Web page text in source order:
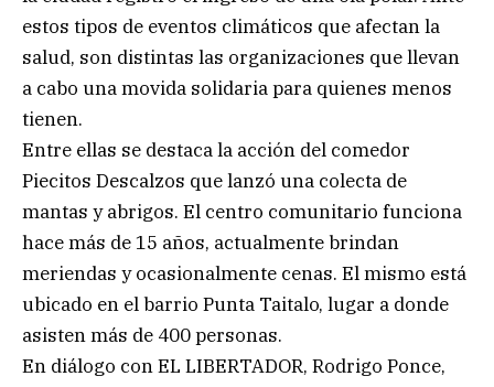
estos tipos de eventos climáticos que afectan la
salud, son distintas las organizaciones que llevan
a cabo una movida solidaria para quienes menos
tienen.
Entre ellas se destaca la acción del comedor
Piecitos Descalzos que lanzó una colecta de
mantas y abrigos. El centro comunitario funciona
hace más de 15 años, actualmente brindan
meriendas y ocasionalmente cenas. El mismo está
ubicado en el barrio Punta Taitalo, lugar a donde
asisten más de 400 personas.
En diálogo con EL LIBERTADOR, Rodrigo Ponce,